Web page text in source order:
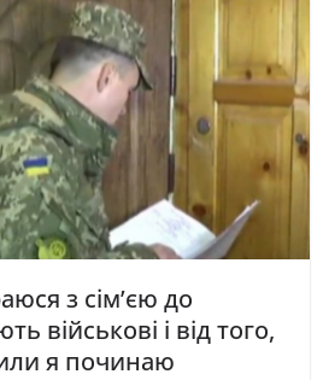
з сім’єю до
військові і від того,
я починаю